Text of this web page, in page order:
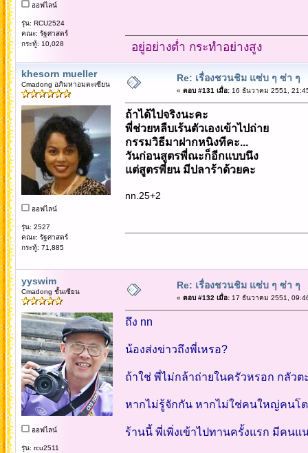
ออฟไลน์
รุ่น: RCU2524
คณะ: รัฐศาสตร์
กระทู้: 10,028
อยู่อย่างต่ำ กระทำอย่างสูง
khesorn mueller
Cmadong อภิมหาอมตะเซียน
ออฟไลน์
รุ่น: 2527
คณะ: รัฐศาสตร์
กระทู้: 71,885
Re: เรื่องชวนชิม แซ่บ ๆ ซ่า ๆ
« ตอบ #131 เมื่อ:16 ธันวาคม 2551,
ถ้าได้ไปจริงนะคะ
พี่ช่วยหลืบเร้นตัวเองเข้าไปถ่าย
กรรมวิธีมาฝากหนิงทีคะ...
วันก่อนสูตรพี่ณะก็อีกแบบนึง
แต่สูตรพี่ยน มีปลาร้าด้วยคะ
nn.25+2
yyswim
Cmadong ชั้นเซียน
ออฟไลน์
รุ่น: rcu2511
Re: เรื่องชวนชิม แซ่บ ๆ ซ่า ๆ
« ตอบ #132 เมื่อ:17 ธันวาคม 2551,
ถึง nn
น้องส่งข่าวถึงพี่เหรอ?
ถ้าใช่ พี่ไม่กล้าถ่ายในครัวหรอก กลัวต
หากไม่รู้จักกัน หากไม่ใช่คนใหญ่คนโต
ร้านนี้ พี่เพิ่งเข้าไปทานครั้งแรก มีคนแ